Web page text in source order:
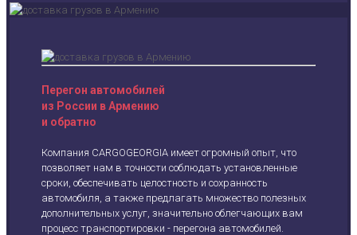
Перегон автомобилей
из России в Армению
и обратно
Компания CARGOGEORGIA имеет огромный опыт, что
позволяет нам в точности соблюдать установленные
сроки, обеспечивать целостность и сохранность
автомобиля, а также предлагать множество полезных
дополнительных услуг, значительно облегчающих вам
процесс транспортировки - перегона автомобилей.